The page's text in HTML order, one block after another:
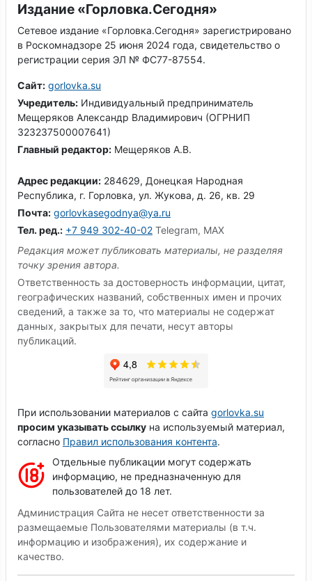
Издание «Горловка.Сегодня»
Сетевое издание «Горловка.Сегодня» зарегистрировано
в Роскомнадзоре 25 июня 2024 года, свидетельство о
регистрации серия ЭЛ № ФС77-87554.
Сайт: gorlovka.su
Учредитель: Индивидуальный предприниматель
Мещеряков Александр Владимирович (ОГРНИП
323237500007641)
Главный редактор: Мещеряков А.В.
Адрес редакции: 284629, Донецкая Народная
Республика, г. Горловка, ул. Жукова, д. 26, кв. 29
Почта: gorlovkasegodnya@ya.ru
Тел. ред.: +7 949 302-40-02 Telegram, MAX
Редакция может публиковать материалы, не разделяя
точку зрения автора.
Ответственность за достоверность информации, цитат,
географических названий, собственных имен и прочих
сведений, а также за то, что материалы не содержат
данных, закрытых для печати, несут авторы
публикаций.
При использовании материалов с сайта gorlovka.su
просим указывать ссылку на используемый материал,
согласно Правил использования контента.
Отдельные публикации могут содержать
информацию, не предназначенную для
пользователей до 18 лет.
Администрация Сайта не несет ответственности за
размещаемые Пользователями материалы (в т.ч.
информацию и изображения), их содержание и
качество.